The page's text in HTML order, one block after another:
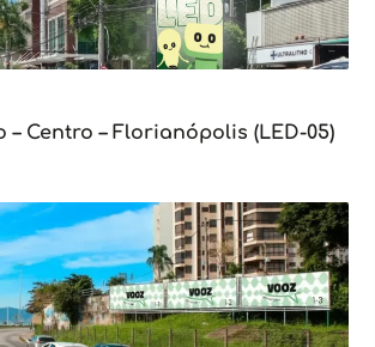
– Centro – Florianópolis (LED-05)